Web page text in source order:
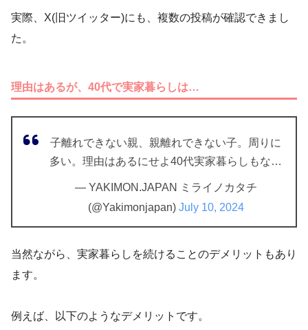
実際、X(旧ツイッター)にも、複数の投稿が確認できまし
た。
理由はあるが、40代で実家暮らしは…
子離れできない親、親離れできない子。周りに
多い。理由はあるにせよ40代実家暮らしもな…
— YAKIMON.JAPAN ミライノカタチ
(@Yakimonjapan) July 10, 2024
当然ながら、実家暮らしを続けることのデメリットもあり
ます。
例えば、以下のようなデメリットです。